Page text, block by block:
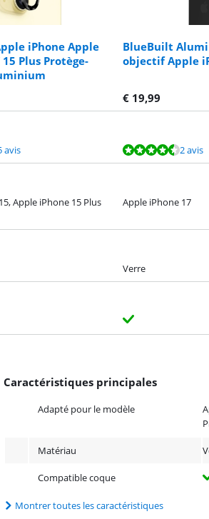
iPhone Apple
Plus Protège-
BlueBuilt
objectif Apple
€ 19,99
avis 2 avis
Apple iPhone 15 Plus Apple iPhone 17
Verre
Caractéristiques principales
Adapté pour le modèle
Matériau
Compatible coque
Montrer toutes les caractéristiques